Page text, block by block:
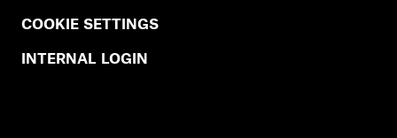
COOKIE SETTINGS
INTERNAL LOGIN